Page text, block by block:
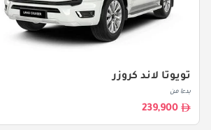
تويوتا لاند كروزر
بدءا من
239,900